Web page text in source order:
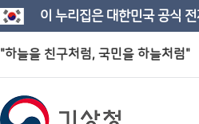
이 누리집은 대한민국 공식
"하늘을 친구처럼, 국민을 하늘처럼"